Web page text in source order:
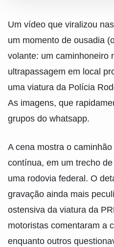
Um vídeo que viralizou
um momento de ousadia
volante: um caminhoneiro
ultrapassagem em local
uma viatura da Polícia
As imagens, que
grupos do whatsapp.
A cena mostra o
contínua, em um trecho
uma rodovia federal. O
gravação ainda mais
ostensiva da viatura da
motoristas comentaram a
enquanto outros